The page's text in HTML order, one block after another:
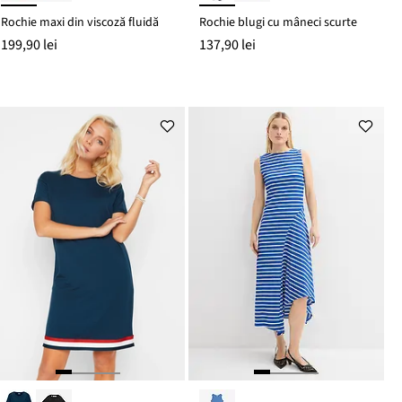
Rochie maxi din viscoză fluidă
199,90 lei
Rochie blugi cu mâneci scurte
137,90 lei